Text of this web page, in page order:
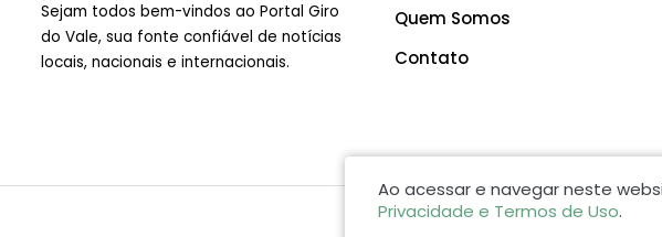
Sejam todos bem-vindos ao Portal Giro
do Vale, sua fonte confiável de notícias
locais, nacionais e internacionais.
Quem Somos
Contato
Ao acessar e navegar neste
Privacidade e Termos de Uso.